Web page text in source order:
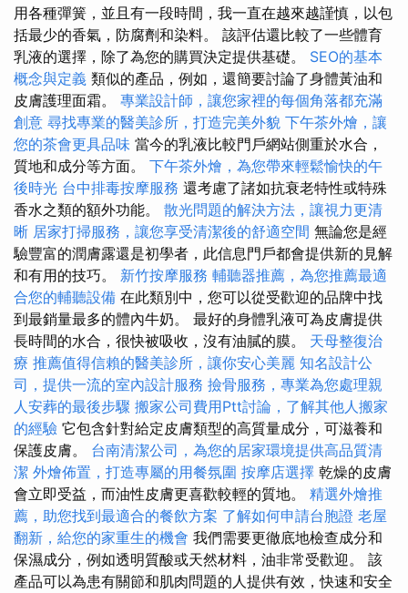
用各種彈簧，並且有一段時間，我一直在越來越謹慎，以包
括最少的香氣，防腐劑和染料。 該評估還比較了一些體育
乳液的選擇，除了為您的購買決定提供基礎。 SEO的基本
概念與定義 類似的產品，例如，還簡要討論了身體黃油和
皮膚護理面霜。 專業設計師，讓您家裡的每個角落都充滿
創意 尋找專業的醫美診所，打造完美外貌 下午茶外燴，讓
您的茶會更具品味 當今的乳液比較門戶網站側重於水合，
質地和成分等方面。 下午茶外燴，為您帶來輕鬆愉快的午
後時光 台中排毒按摩服務 還考慮了諸如抗衰老特性或特殊
香水之類的額外功能。 散光問題的解決方法，讓視力更清
晰 居家打掃服務，讓您享受清潔後的舒適空間 無論您是經
驗豐富的潤膚露還是初學者，此信息門戶都會提供新的見解
和有用的技巧。 新竹按摩服務 輔聽器推薦，為您推薦最適
合您的輔聽設備 在此類別中，您可以從受歡迎的品牌中找
到最銷量最多的體內牛奶。 最好的身體乳液可為皮膚提供
長時間的水合，很快被吸收，沒有油膩的膜。 天母整復治
療 推薦值得信賴的醫美診所，讓你安心美麗 知名設計公
司，提供一流的室內設計服務 撿骨服務，專業為您處理親
人安葬的最後步驟 搬家公司費用Ptt討論，了解其他人搬家
的經驗 它包含針對給定皮膚類型的高質量成分，可滋養和
保護皮膚。 台南清潔公司，為您的居家環境提供高品質清
潔 外燴佈置，打造專屬的用餐氛圍 按摩店選擇 乾燥的皮膚
會立即受益，而油性皮膚更喜歡較輕的質地。 精選外燴推
薦，助您找到最適合的餐飲方案 了解如何申請台胞證 老屋
翻新，給您的家重生的機會 我們需要更徹底地檢查成分和
保濕成分，例如透明質酸或天然材料，油非常受歡迎。 該
產品可以為患有關節和肌肉問題的人提供有效，快速和安全